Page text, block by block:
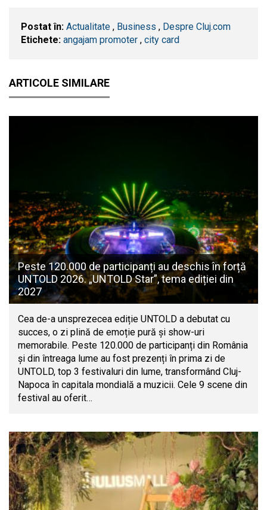
Postat în: Actualitate , Business , Despre Cluj.com
Etichete: angajam promoter , city card
ARTICOLE SIMILARE
Peste 120.000 de participanți au deschis în forță
UNTOLD 2026. „UNTOLD Star”, tema ediției din
2027
Cea de-a unsprezecea ediție UNTOLD a debutat cu
succes, o zi plină de emoție pură și show-uri
memorabile. Peste 120.000 de participanți din România
și din întreaga lume au fost prezenți în prima zi de
UNTOLD, top 3 festivaluri din lume, transformând Cluj-
Napoca în capitala mondială a muzicii. Cele 9 scene din
festival au oferit…